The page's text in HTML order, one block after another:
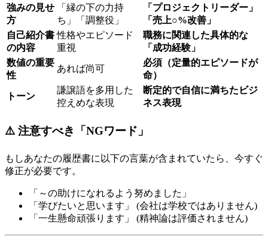
強みの見せ
方
「縁の下の力持
ち」「調整役」
「プロジェクトリーダー」
「売上○%改善」
自己紹介書
の内容
性格やエピソード
重視
職務に関連した具体的な
「成功経験」
数値の重要
性
あれば尚可
必須（定量的エピソードが
命）
トーン
謙譲語を多用した
控えめな表現
断定的で自信に満ちたビジ
ネス表現
⚠️ 注意すべき「NGワード」
もしあなたの履歴書に以下の言葉が含まれていたら、今すぐ
修正が必要です。
「～の助けになれるよう努めました」
「学びたいと思います」 (会社は学校ではありません)
「一生懸命頑張ります」 (精神論は評価されません)